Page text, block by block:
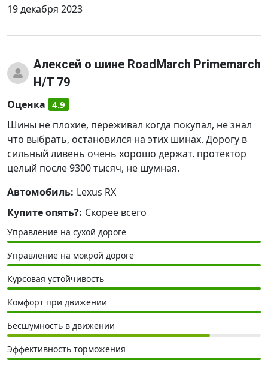
19 декабря 2023
Алексей о шине RoadMarch Primemarch
H/T 79
Оценка 4.9
Шины не плохие, переживал когда покупал, не знал
что выбрать, остановился на этих шинах. Дорогу в
сильный ливень очень хорошо держат. протектор
целый после 9300 тысяч, не шумная.
Автомобиль: Lexus RX
Купите опять?: Скорее всего
Управление на сухой дороге
Управление на мокрой дороге
Курсовая устойчивость
Комфорт при движении
Бесшумность в движении
Эффективность торможения